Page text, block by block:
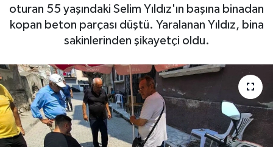
oturan 55 yaşındaki Selim Yıldız'ın başına binadan
kopan beton parçası düştü. Yaralanan Yıldız, bina
sakinlerinden şikayetçi oldu.
Güncel
Haberde İnsan
Kültür Sanat
Magazin
Manşet Altı
Haber Arşivi